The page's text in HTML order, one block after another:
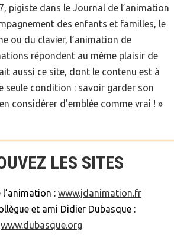
pigiste dans le Journal de l’animation
des enfants et familles, le
ou du clavier, l’animation de
répondent au même plaisir de
aussi ce site, dont le contenu est à
seule condition : savoir garder son
considérer d'emblée comme vrai ! »
LES SITES
: www.jdanimation.fr
et ami Didier Dubasque :
www.dubasque.org